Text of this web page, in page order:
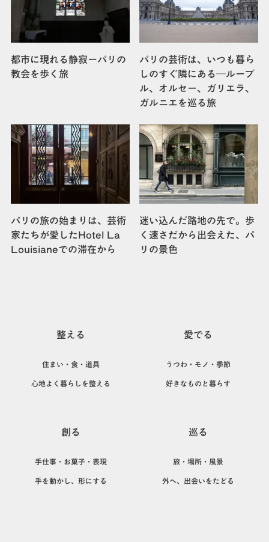
都市に現れる静寂ーパリの
教会を歩く旅
パリの芸術は、いつも暮ら
しのすぐ隣にある—ルーブ
ル、オルセー、ガリエラ、
ガルニエを巡る旅
パリの旅の始まりは、芸術
家たちが愛したHotel La
Louisianeでの滞在から
迷い込んだ路地の先で。歩
く速さだから出会えた、パ
リの景色
整える
住まい・食・道具
心地よく暮らしを整える
愛でる
うつわ・モノ・季節
好きなものと暮らす
創る
手仕事・お菓子・表現
手を動かし、形にする
巡る
旅・場所・風景
外へ、出会いをたどる